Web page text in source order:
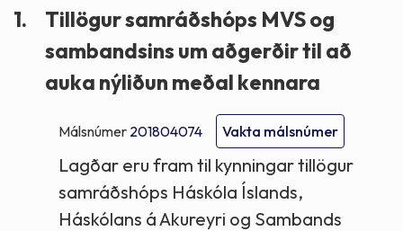
1.
Tillögur samráðshóps MVS og
sambandsins um aðgerðir til að
auka nýliðun meðal kennara
Málsnúmer 201804074 Vakta málsnúmer
Lagðar eru fram til kynningar tillögur
samráðshóps Háskóla Íslands,
Háskólans á Akureyri og Sambands